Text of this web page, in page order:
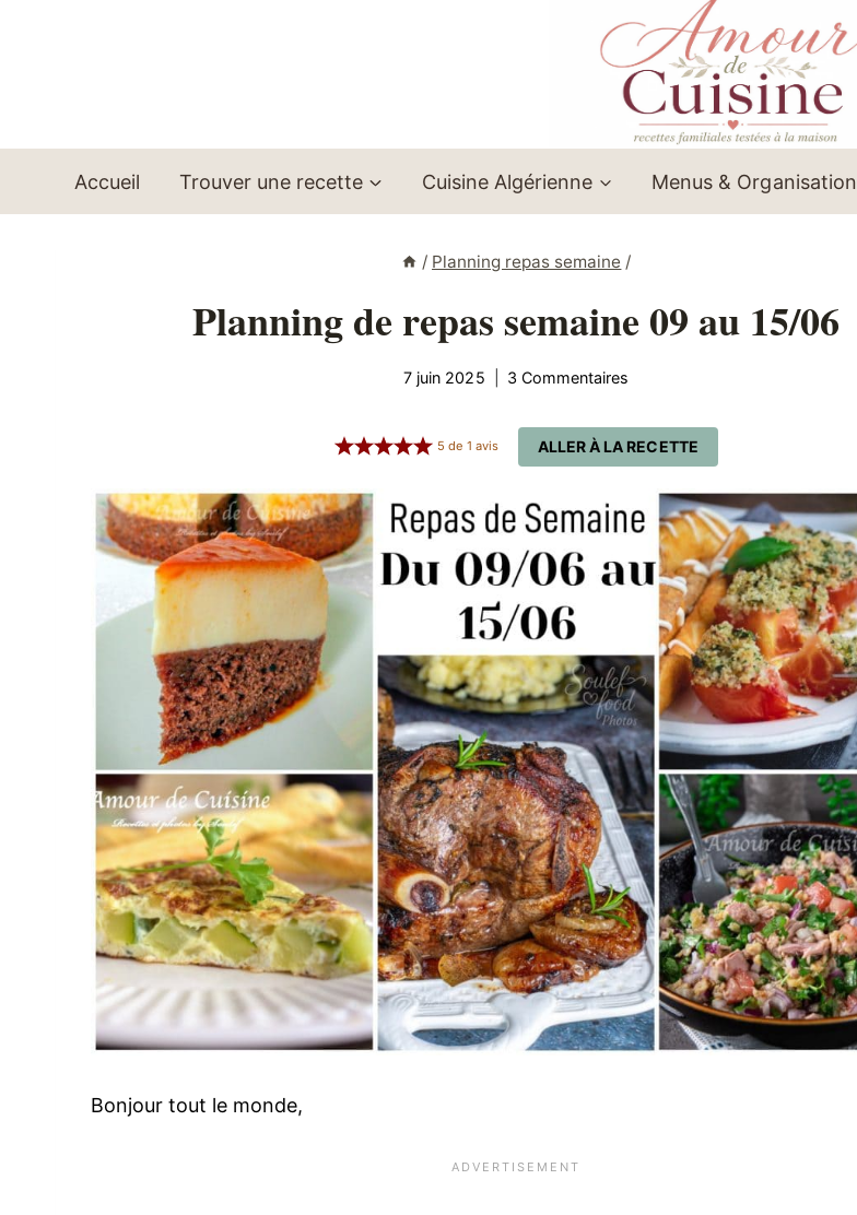
Accueil Trouver une recette Cuisine Algérienne Menus & Organisation
/ Planning repas semaine /
Planning de repas semaine 09 au 15/06
7 juin 2025 3 Commentaires
ALLER À LA RECETTE
5 de1 avis
Bonjour tout le monde,